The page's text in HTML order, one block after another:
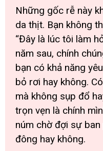
Những gốc rễ này
da thịt. Bạn không
“Đây là lúc tôi làm
năm sau, chính
bạn có khả năng
bỏ rơi hay không.
mà không sụp đổ
trọn vẹn là chính
núm chờ đợi sự
đông hay không.